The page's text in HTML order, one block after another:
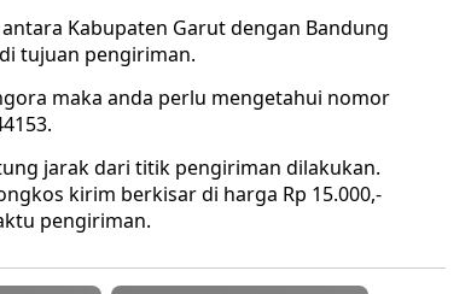
Kabupaten Garut dengan Bandung
tujuan pengiriman.
maka anda perlu mengetahui nomor
jarak dari titik pengiriman dilakukan.
kirim berkisar di harga Rp 15.000,-
pengiriman.